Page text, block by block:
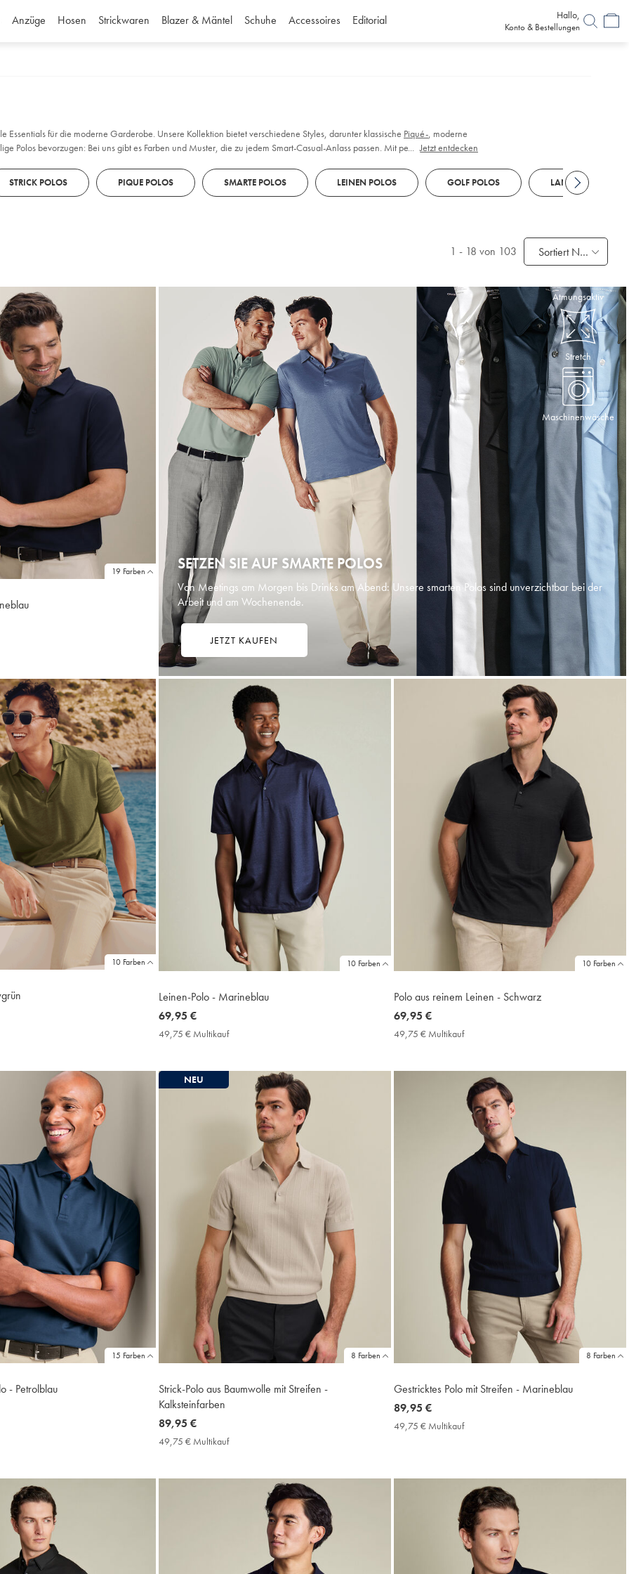
Anzüge Hosen Strickwaren Blazer & Mäntel Schuhe Accessoires Editorial Hallo,
Konto & Bestellungen
Essentials für die moderne Garderobe. Unsere Kollektion bietet verschiedene Styles, darunter klassische Piqué-, moderne
Polos bevorzugen: Bei uns gibt es Farben und Muster, die zu jedem Smart-Casual-Anlass passen. Mit perfekten
... Jetzt entdecken
STRICK POLOS PIQUE POLOS SMARTE POLOS LEINEN POLOS GOLF POLOS LANGARM POLOS
1 - 18 von 103 Sortiert Nach
19 Farben
Atmungsaktiv
Stretch
Maschinenwäsche
SETZEN SIE AUF SMARTE POLOS
Von Meetings am Morgen bis Drinks am Abend: Unsere smarten Polos sind unverzichtbar bei der
Arbeit und am Wochenende.
JETZT KAUFEN
10 Farben 10 Farben
Leinen-Polo - Marineblau
now
69,95
69,95 €
49,75 € Multikauf49,75
Price
10 Farben
Polo aus reinem Leinen - Schwarz
now
69,95
69,95 €
49,75 € Multikauf49,75
Price
15 Farben
- Petrolblau
8 Farben
NEU
Strick-Polo aus Baumwolle mit Streifen -
Kalksteinfarben
now
89,95
89,95 €
49,75 € Multikauf49,75
Price
8 Farben
Gestricktes Polo mit Streifen - Marineblau
now
89,95
89,95 €
49,75 € Multikauf49,75